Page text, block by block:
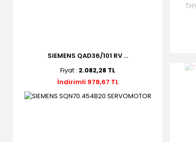
SIEMENS QAD36/101 RV ...
Fiyat : 2.082,28 TL
İndirimli 978,67 TL